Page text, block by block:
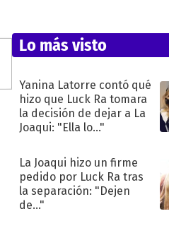
Lo más visto
Yanina Latorre contó qué
hizo que Luck Ra tomara
la decisión de dejar a La
Joaqui: "Ella lo..."
La Joaqui hizo un firme
pedido por Luck Ra tras
la separación: "Dejen
de..."